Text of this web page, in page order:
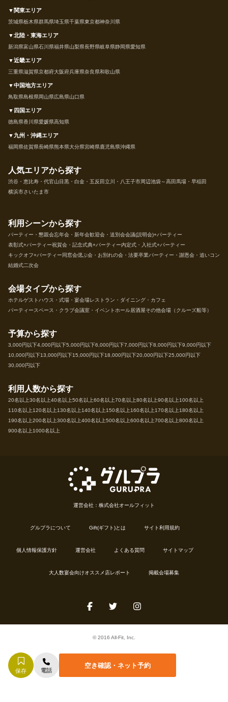
保存 電話
空き確認・ネット予約
▼関東エリア
茨城県栃木県群馬県埼玉県千葉県東京都神奈川県
▼北陸・東海エリア
新潟県富山県石川県福井県山梨県長野県岐阜県静岡県愛知県
▼近畿エリア
三重県滋賀県京都府大阪府兵庫県奈良県和歌山県
▼中国地方エリア
鳥取県島根県岡山県広島県山口県
▼四国エリア
徳島県香川県愛媛県高知県
▼九州・沖縄エリア
福岡県佐賀県長崎県熊本県大分県宮崎県鹿児島県沖縄県
人気エリアから探す
渋谷・恵比寿・代官山目黒・白金・五反田立川・八王子市周辺池袋～高田馬場・早稲田
横浜市さいたま市
利用シーンから探す
パーティー・懇親会忘年会・新年会歓迎会・送別会会議(説明会)+パーティー
表彰式+パーティー祝賀会・記念式典+パーティー内定式・入社式+パーティー
キックオフ+パーティー 同窓会偲ぶ会・お別れの会・法要卒業パーティー・謝恩会・追いコン
結婚式二次会
会場タイプから探す
ホテルゲストハウス・式場・宴会場レストラン・ダイニング・カフェ
パーティースペース・クラブ会議室・イベントホール居酒屋その他会場（クルーズ船等）
予算から探す
3,000円以下4,000円以下5,000円以下6,000円以下7,000円以下8,000円以下9,000円以下
10,000円以下13,000円以下15,000円以下18,000円以下20,000円以下25,000円以下
30,000円以下
利用人数から探す
20名以上30名以上40名以上50名以上60名以上70名以上80名以上90名以上100名以上
110名以上120名以上130名以上140名以上150名以上160名以上170名以上180名以上
190名以上200名以上300名以上400名以上500名以上600名以上700名以上800名以上
900名以上1000名以上
運営会社：株式会社オールフィット
グルプラについて Gift(ギフト)とは サイト利用規約
個人情報保護方針 運営会社 よくある質問 サイトマップ
大人数宴会向けオススメ店レポート 掲載会場募集
© 2016 All-Fit, Inc.